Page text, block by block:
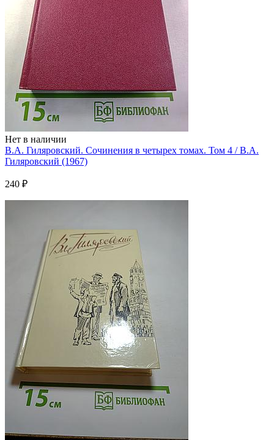
Нет в наличии
В.А. Гиляровский. Сочинения в четырех томах. Том 4 / В.А.
Гиляровский (1967)
240 ₽